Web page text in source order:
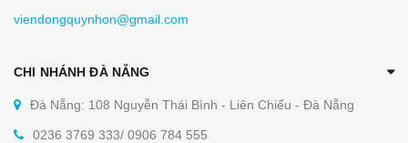
viendongquynhon@gmail.com
CHI NHÁNH ĐÀ NẴNG
Đà Nẵng: 108 Nguyễn Thái Bình - Liên Chiểu - Đà Nẵng
0236 3769 333/ 0906 784 555